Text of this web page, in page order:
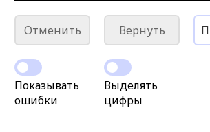
Отменить Вернуть
Показывать
ошибки
Выделять
цифры